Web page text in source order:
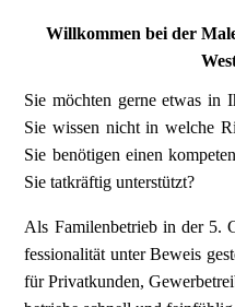
Willkommen bei der
Sie möch­ten gerne etwas in
Sie wissen nicht in wel­che
Sie benö­tigen einen
Sie tat­kräftig unter­stützt?
Als Familen­betrieb in der 5.
fes­sio­nalität unter Beweis
für Privat­­kunden,